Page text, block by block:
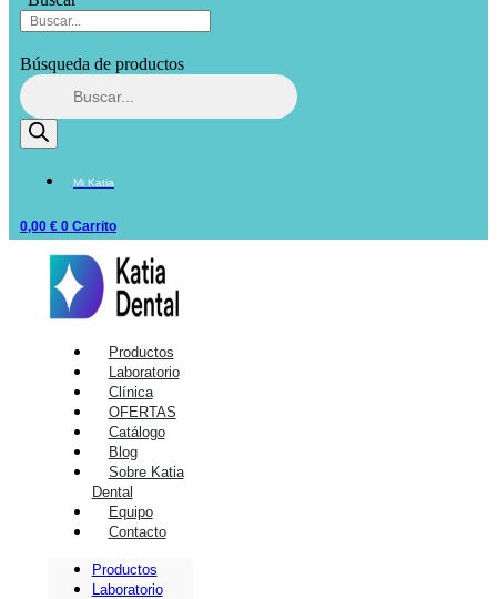
Búsqueda de productos
Mi Katia
0,00 € 0 Carrito
Productos
Laboratorio
Clínica
OFERTAS
Catálogo
Blog
Sobre Katia
Dental
Equipo
Contacto
Productos
Laboratorio